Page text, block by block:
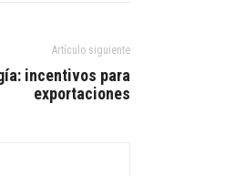
Artículo siguiente
incentivos para
exportaciones